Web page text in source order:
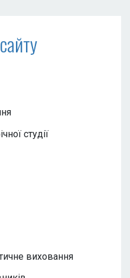
студії
виховання